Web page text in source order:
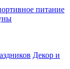
питание
Декор и